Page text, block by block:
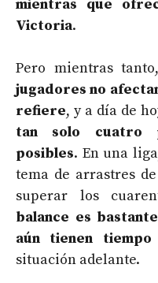
mientras que
Victoria.
Pero mientras tanto,
jugadores no
refiere, y a día de
tan solo cuatro
posibles. En una
tema de arrastres
superar los
balance es
aún tienen tiempo
situación adelante.